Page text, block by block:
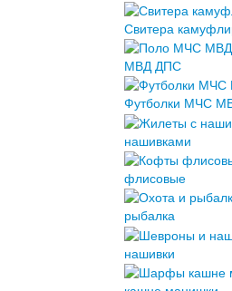
Свитера
МВД ДПС
Футболки МЧС
нашивками
флисовые
рыбалка
нашивки